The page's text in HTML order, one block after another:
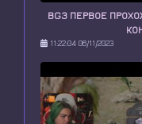
BG3 ПЕРВОЕ
11:22:04 06/11/2023